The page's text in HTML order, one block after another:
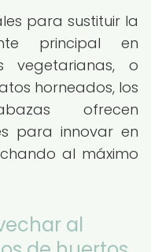
para sustituir la
principal en
vegetarianas, o
horneados, los
ofrecen
para innovar en
al máximo
al